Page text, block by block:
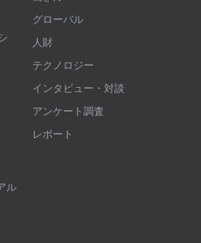
ル
グローバル
人財
テクノロジー
インタビュー・対談
アンケート調査
レポート